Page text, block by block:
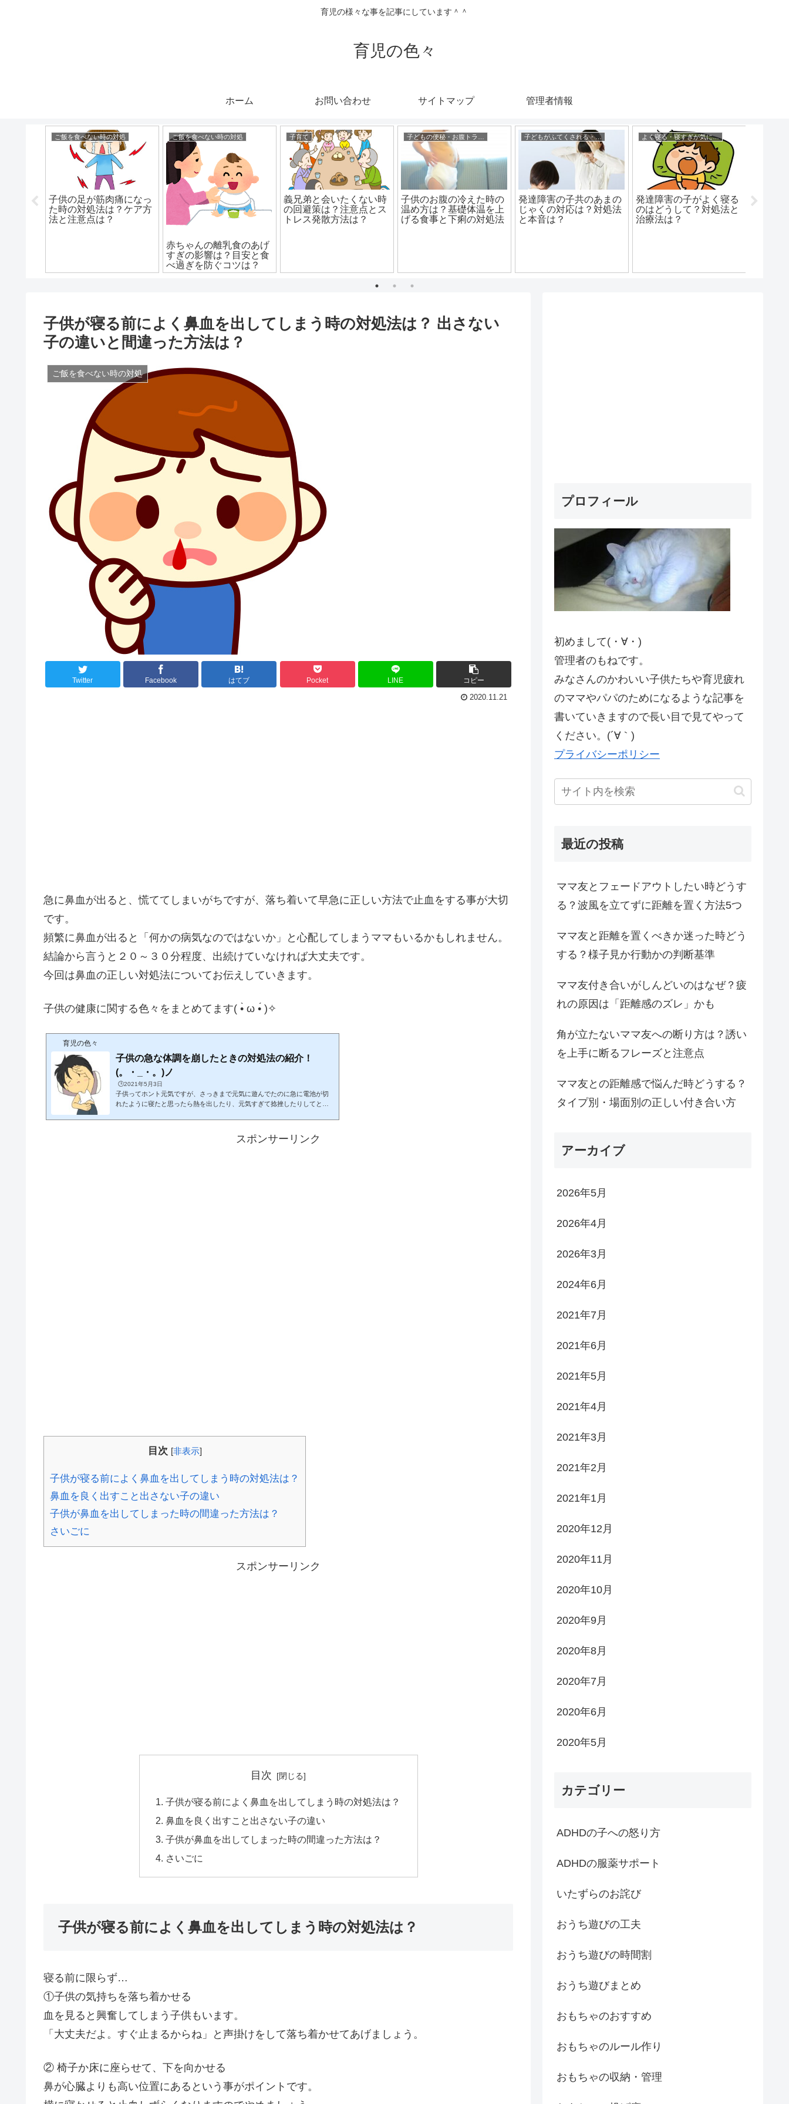
育児の様々な事を記事にしています＾＾
育児の色々
ホーム お問い合わせ サイトマップ 管理者情報
味付け
ご飯を食べない時の対処
子供の足が筋肉痛になっ
た時の対処法は？ケア方
法と注意点は？
ご飯を食べない時の対処
赤ちゃんの離乳食のあげ
すぎの影響は？目安と食
べ過ぎを防ぐコツは？
子育て
義兄弟と会いたくない時
の回避策は？注意点とス
トレス発散方法は？
子供のお腹の冷えた時の
温め方は？基礎体温を上
げる食事と下痢の対処法
子どもがふてくされる・あまのじゃく
発達障害の子共のあまの
じゃくの対応は？対処法
と本音は？
よく寝る・寝すぎが気になる時
発達障害の子がよく寝る
のはどうして？対処法と
治療法は？
子供が
子供が寝る前によく鼻血を出してしまう時の対処法は？ 出さない
子の違いと間違った方法は？
ご飯を食べない時の対処
Twitter Facebook はてブ Pocket LINE コピー
2020.11.21
急に鼻血が出ると、慌ててしまいがちですが、落ち着いて早急に正しい方法で止血をする事が大切
です。
頻繁に鼻血が出ると「何かの病気なのではないか」と心配してしまうママもいるかもしれません。
結論から言うと２０～３０分程度、出続けていなければ大丈夫です。
今回は鼻血の正しい対処法についてお伝えしていきます。
子供の健康に関する色々をまとめてます( •̀ ω •́ )✧
育児の色々
子供の急な体調を崩したときの対処法の紹介！
(。・_・。)ノ
🕒️2021年5月3日
子供ってホント元気ですが、さっきまで元気に遊んでたのに急に電池が切
れたように寝たと思ったら熱を出したり、元気すぎて捻挫したりしてとっ
ω・)/子供の捻挫を冷やす時間は？捻挫は頻繁に起きるケガのひとつです。
特に子供は活発に動き回りますから、グキッと足首などを捻挫してしまう
スポンサーリンク
目次 [非表示]
子供が寝る前によく鼻血を出してしまう時の対処法は？
鼻血を良く出すこと出さない子の違い
子供が鼻血を出してしまった時の間違った方法は？
さいごに
スポンサーリンク
目次
子供が寝る前によく鼻血を出してしまう時の対処法は？
鼻血を良く出すこと出さない子の違い
子供が鼻血を出してしまった時の間違った方法は？
さいごに
子供が寝る前によく鼻血を出してしまう時の対処法は？
寝る前に限らず…
①子供の気持ちを落ち着かせる
血を見ると興奮してしまう子供もいます。
「大丈夫だよ。すぐ止まるからね」と声掛けをして落ち着かせてあげましょう。
② 椅子か床に座らせて、下を向かせる
鼻が心臓よりも高い位置にあるという事がポイントです。
プロフィール
初めまして(・∀・)
管理者のもねです。
みなさんのかわいい子供たちや育児疲れ
のママやパパのためになるような記事を
書いていきますので長い目で見てやって
ください。(´∀｀)
プライバシーポリシー
最近の投稿
ママ友とフェードアウトしたい時どうす
る？波風を立てずに距離を置く方法5つ
ママ友と距離を置くべきか迷った時どう
する？様子見か行動かの判断基準
ママ友付き合いがしんどいのはなぜ？疲
れの原因は「距離感のズレ」かも
角が立たないママ友への断り方は？誘い
を上手に断るフレーズと注意点
ママ友との距離感で悩んだ時どうする？
タイプ別・場面別の正しい付き合い方
アーカイブ
2026年5月
2026年4月
2026年3月
2024年6月
2021年7月
2021年6月
2021年5月
2021年4月
2021年3月
2021年2月
2021年1月
2020年12月
2020年11月
2020年10月
2020年9月
2020年8月
2020年7月
2020年6月
2020年5月
カテゴリー
ADHDの子への怒り方
ADHDの服薬サポート
いたずらのお詫び
おうち遊びの工夫
おうち遊びの時間割
おうち遊びまとめ
おもちゃのおすすめ
おもちゃのルール作り
おもちゃの収納・管理